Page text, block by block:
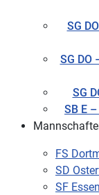
SG
SG DO
SG
SB E
FS
SD
SF